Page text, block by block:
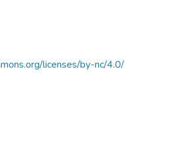
licenses/by-nc/4.0/